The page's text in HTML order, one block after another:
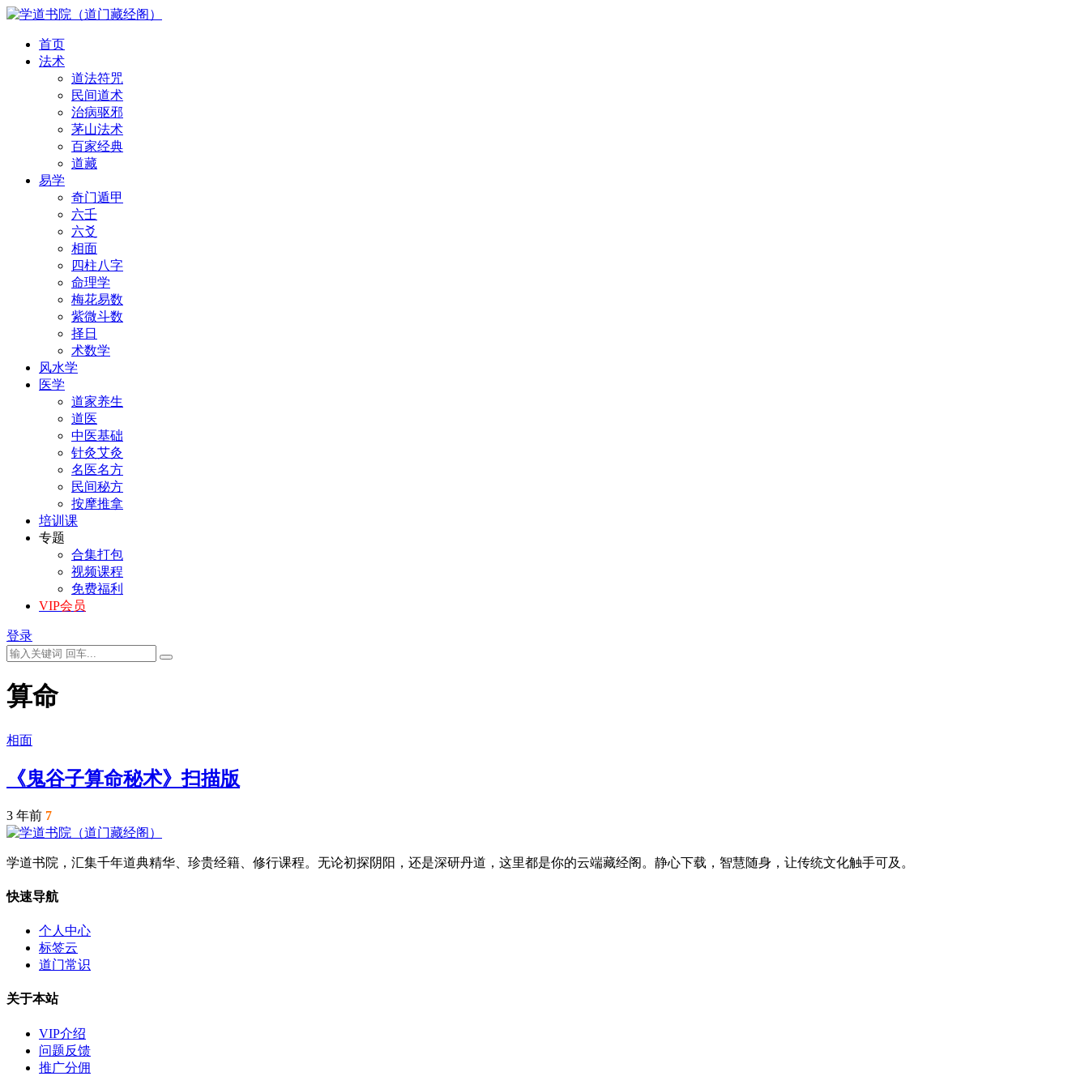
首页
法术
道法符咒
民间道术
治病驱邪
茅山法术
百家经典
道藏
易学
奇门遁甲
六壬
六爻
相面
四柱八字
命理学
梅花易数
紫微斗数
择日
术数学
风水学
医学
道家养生
道医
中医基础
针灸艾灸
名医名方
民间秘方
按摩推拿
培训课
专题
合集打包
视频课程
免费福利
VIP会员
登录
算命
相面
《鬼谷子算命秘术》扫描版
3 年前 7
学道书院，汇集千年道典精华、珍贵经籍、修行课程。无论初探阴阳，还是深研丹道，这里都是你的云端藏经阁。静心下载，智慧随身，让传统文化触手可及。
快速导航
个人中心
标签云
道门常识
关于本站
VIP介绍
问题反馈
推广分佣